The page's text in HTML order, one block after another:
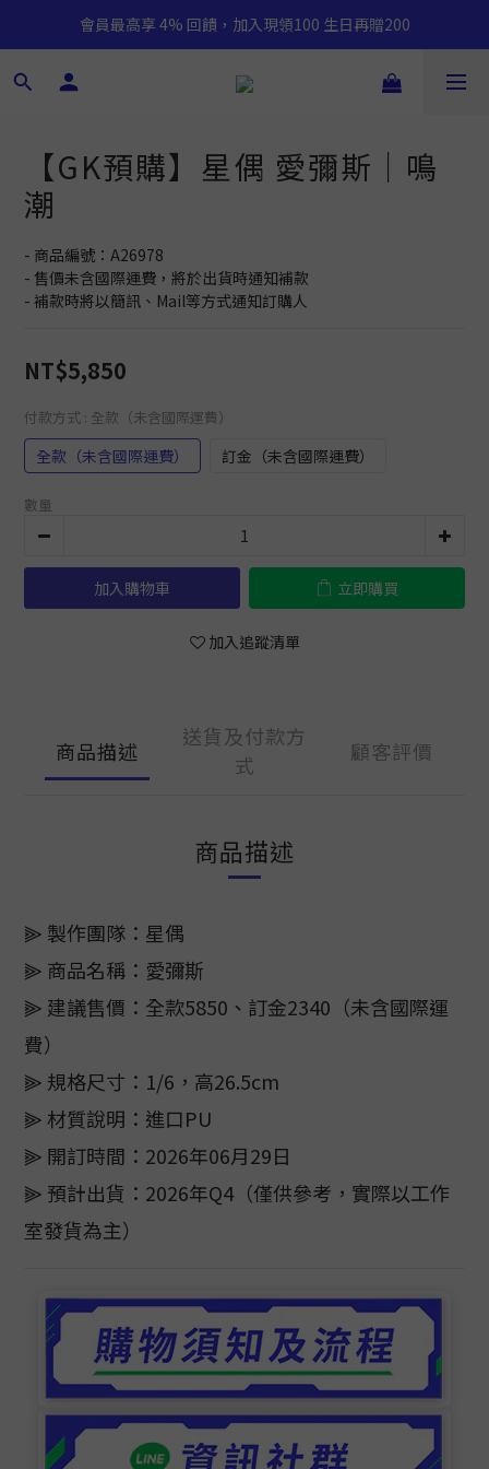
會員最高享 4% 回饋，加入現領100 生日再贈200
【GK預購】星偶 愛彌斯｜鳴
潮
- 商品編號：A26978
- 售價未含國際運費，將於出貨時通知補款
- 補款時將以簡訊、Mail等方式通知訂購人
NT$5,850
付款方式 : 全款（未含國際運費）
全款（未含國際運費） 訂金（未含國際運費）
數量
加入購物車 立即購買
加入追蹤清單
商品描述
送貨及付款方
式
顧客評價
商品描述
⫸ 製作團隊：星偶
⫸ 商品名稱：愛彌斯
⫸ 建議售價：全款5850、訂金2340（未含國際運
費）
⫸ 規格尺寸：1/6，高26.5cm
⫸ 材質說明：進口PU
⫸ 開訂時間：2026年06月29日
⫸ 預計出貨：2026年Q4（僅供參考，實際以工作
室發貨為主）